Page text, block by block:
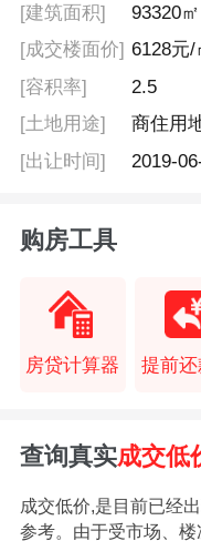
[建筑面积]
93320㎡
[成交楼面价] 6128元/
[容积率]
2.5
[土地用途]
商住用
[出让时间]
2019-
购房工具
房贷计算器 提前
查询真实成交低
成交低价,是目前已经
参考。由于受市场、